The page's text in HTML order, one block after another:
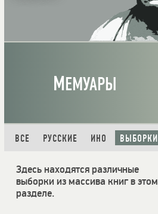
МЕМУАРЫ
ВСЕ РУССКИЕ ИНО ВЫБОРКИ
Здесь находятся различные
выборки из массива книг в этом
разделе.